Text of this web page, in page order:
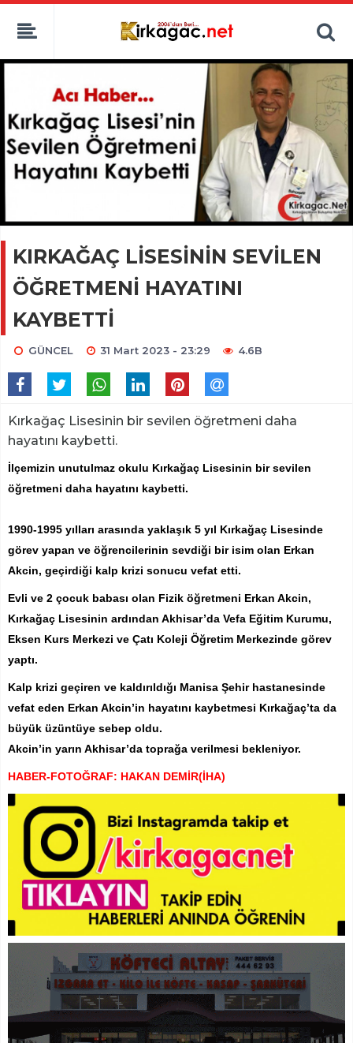
KIRKAĞAÇ LİSESİNİN SEVİLEN
ÖĞRETMENİ HAYATINI
KAYBETTİ
GÜNCEL 31 Mart 2023 - 23:29 4.6B
Kırkağaç Lisesinin bir sevilen öğretmeni daha
hayatını kaybetti.
İlçemizin unutulmaz okulu Kırkağaç Lisesinin bir sevilen
öğretmeni daha hayatını kaybetti.
1990-1995 yılları arasında yaklaşık 5 yıl Kırkağaç Lisesinde
görev yapan ve öğrencilerinin sevdiği bir isim olan Erkan
Akcin, geçirdiği kalp krizi sonucu vefat etti.
Evli ve 2 çocuk babası olan Fizik öğretmeni Erkan Akcin,
Kırkağaç Lisesinin ardından Akhisar’da Vefa Eğitim Kurumu,
Eksen Kurs Merkezi ve Çatı Koleji Öğretim Merkezinde görev
yaptı.
Kalp krizi geçiren ve kaldırıldığı Manisa Şehir hastanesinde
vefat eden Erkan Akcin’in hayatını kaybetmesi Kırkağaç’ta da
büyük üzüntüye sebep oldu.
Akcin’in yarın Akhisar’da toprağa verilmesi bekleniyor.
HABER-FOTOĞRAF: HAKAN DEMİR(İHA)